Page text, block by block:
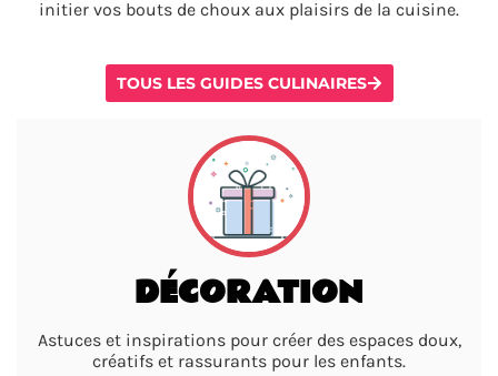
initier vos bouts de choux aux plaisirs de la cuisine.
TOUS LES GUIDES CULINAIRES
DÉCORATION
Astuces et inspirations pour créer des espaces doux,
créatifs et rassurants pour les enfants.